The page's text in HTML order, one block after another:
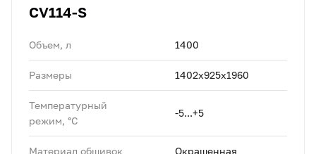
CV114-S
Объем, л 1400
Размеры 1402х925х1960
Температурный
режим, °C
-5...+5
Материал обшивок
Окрашенная